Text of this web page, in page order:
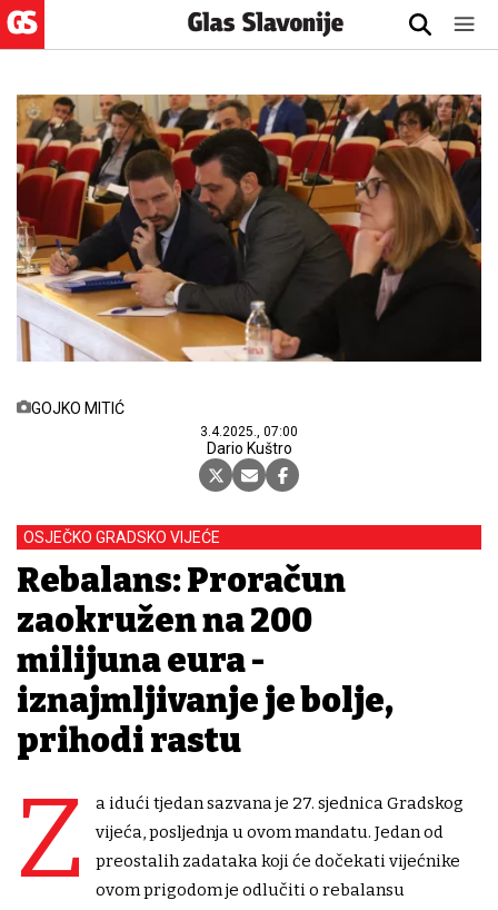
GOJKO MITIĆ
3.4.2025., 07:00
Dario Kuštro
OSJEČKO GRADSKO VIJEĆE
Rebalans: Proračun
zaokružen na 200
milijuna eura -
iznajmljivanje je bolje,
prihodi rastu
Z
a idući tjedan sazvana je 27. sjednica Gradskog
vijeća, posljednja u ovom mandatu. Jedan od
preostalih zadataka koji će dočekati vijećnike
ovom prigodom je odlučiti o rebalansu